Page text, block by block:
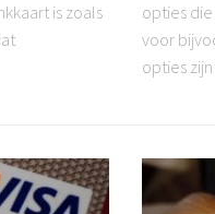
is zoals
opties
voor
opties zijn